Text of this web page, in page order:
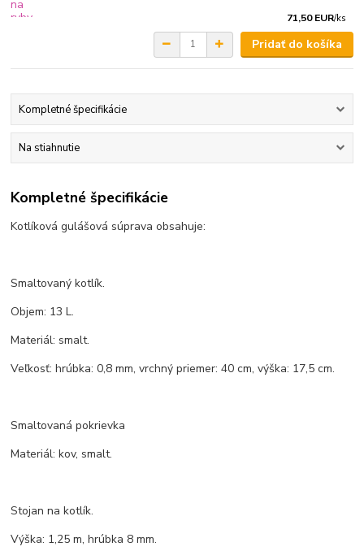
71,50 EUR/ks
Pridať do košíka
Kompletné špecifikácie
Na stiahnutie
Kompletné špecifikácie
Kotlíková gulášová súprava obsahuje:
Smaltovaný kotlík.
Objem: 13 L.
Materiál: smalt.
Veľkosť: hrúbka: 0,8 mm, vrchný priemer: 40 cm, výška: 17,5 cm.
Smaltovaná pokrievka
Materiál: kov, smalt.
Stojan na kotlík.
Výška: 1,25 m, hrúbka 8 mm.